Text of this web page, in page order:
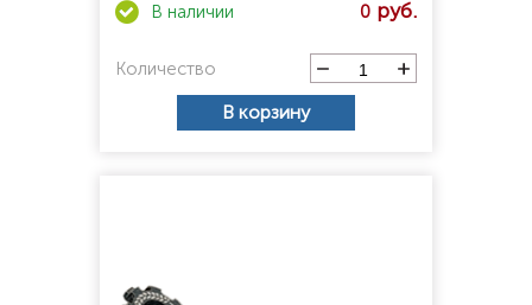
0
Количество
В корзину